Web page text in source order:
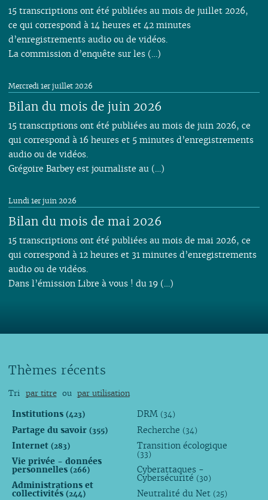
15 transcriptions ont été publiées au mois de juillet 2026,
ce qui correspond à 14 heures et 42 minutes
d’enregistrements audio ou de vidéos.
La commission d’enquête sur les (…)
Bilan du mois de juin 2026
Mercredi 1er juillet 2026
15 transcriptions ont été publiées au mois de juin 2026, ce
qui correspond à 16 heures et 5 minutes d’enregistrements
audio ou de vidéos.
Grégoire Barbey est journaliste au (…)
Bilan du mois de mai 2026
Lundi 1er juin 2026
15 transcriptions ont été publiées au mois de mai 2026, ce
qui correspond à 12 heures et 31 minutes d’enregistrements
audio ou de vidéos.
Dans l’émission Libre à vous ! du 19 (…)
Thèmes récents
Tri par titre ou par utilisation
Institutions (423)
Partage du savoir (355)
Internet (283)
Vie privée - données
personnelles (266)
Administrations et
collectivités (244)
DRM (34)
Recherche (34)
Transition écologique
(33)
Cyberattaques -
Cybersécurité (30)
Neutralité du Net (25)